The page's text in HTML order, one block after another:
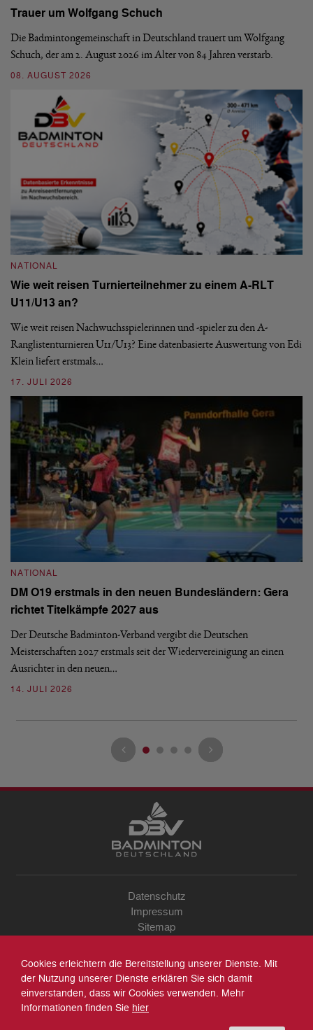
Trauer um Wolfgang Schuch
Die Badmintongemeinschaft in Deutschland trauert um Wolfgang
Schuch, der am 2. August 2026 im Alter von 84 Jahren verstarb.
08. AUGUST 2026
NATIONAL
Wie weit reisen Turnierteilnehmer zu einem A-RLT
U11/U13 an?
Wie weit reisen Nachwuchsspielerinnen und -spieler zu den A-
Ranglistenturnieren U11/U13? Eine datenbasierte Auswertung von Edi
Klein liefert erstmals…
17. JULI 2026
NATIONAL
DM O19 erstmals in den neuen Bundesländern: Gera
richtet Titelkämpfe 2027 aus
Der Deutsche Badminton-Verband vergibt die Deutschen
Meisterschaften 2027 erstmals seit der Wiedervereinigung an einen
Ausrichter in den neuen…
14. JULI 2026
Datenschutz
Impressum
Sitemap
Archiv
Suche
Cookies erleichtern die Bereitstellung unserer Dienste. Mit
der Nutzung unserer Dienste erklären Sie sich damit
einverstanden, dass wir Cookies verwenden. Mehr
Informationen finden Sie hier